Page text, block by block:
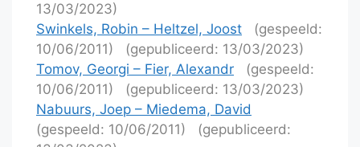
13/03/2023)
Swinkels, Robin – Heltzel, Joost
(gespeeld:
10/06/2011)
(gepubliceerd: 13/03/2023)
Tomov, Georgi – Fier, Alexandr
(gespeeld:
10/06/2011)
(gepubliceerd: 13/03/2023)
Nabuurs, Joep – Miedema, David
(gespeeld: 10/06/2011)
(gepubliceerd: